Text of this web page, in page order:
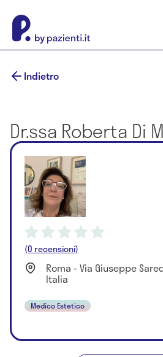
Indietro
Dr.ssa Roberta Di
(0 recensioni)
Roma - Via Giuseppe
Italia
Medico Estetico